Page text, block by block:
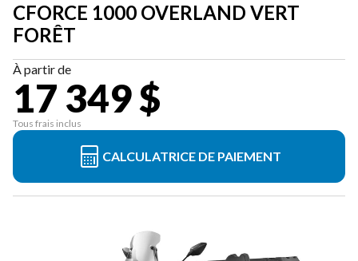
CFORCE 1000 OVERLAND VERT
FORÊT
À partir de
17 349 $
Tous frais inclus
CALCULATRICE DE PAIEMENT